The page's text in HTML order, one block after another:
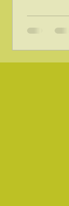
plus
toute la
douceur
élégant,